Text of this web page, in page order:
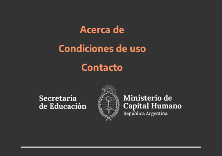
Acerca de
Condiciones de uso
Contacto